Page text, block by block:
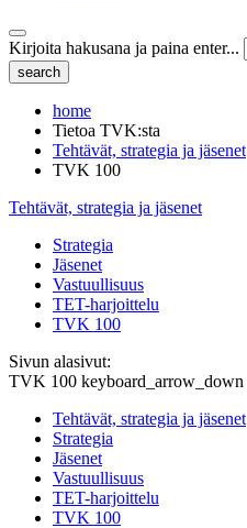
Kirjoita hakusana ja paina enter...
home
Tietoa TVK:sta
Tehtävät, strategia ja jäsenet
TVK 100
Tehtävät, strategia ja jäsenet
Strategia
Jäsenet
Vastuullisuus
TET-harjoittelu
TVK 100
Sivun alasivut:
TVK 100 keyboard_arrow_down
Tehtävät, strategia ja jäsenet
Strategia
Jäsenet
Vastuullisuus
TET-harjoittelu
TVK 100